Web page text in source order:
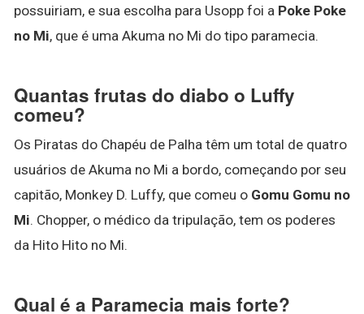
possuiriam, e sua escolha para Usopp foi a Poke Poke
no Mi, que é uma Akuma no Mi do tipo paramecia.
Quantas frutas do diabo o Luffy
comeu?
Os Piratas do Chapéu de Palha têm um total de quatro
usuários de Akuma no Mi a bordo, começando por seu
capitão, Monkey D. Luffy, que comeu o Gomu Gomu no
Mi. Chopper, o médico da tripulação, tem os poderes
da Hito Hito no Mi.
Qual é a Paramecia mais forte?